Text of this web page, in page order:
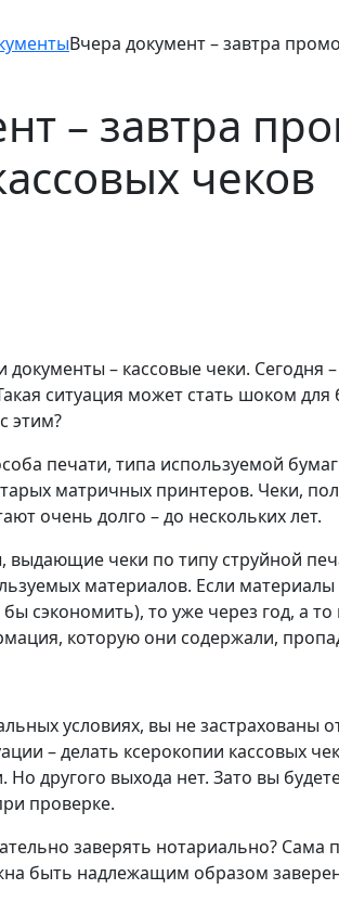
Вчера документ – завтра
– завтра
чеков
– кассовые чеки. Сегодня
ситуация может стать шоком для
этим?
печати, типа используемой
матричных принтеров. Чеки,
очень долго – до нескольких лет.
выдающие чеки по типу струйной
материалов. Если
сэкономить), то уже через год, а
которую они содержали,
условиях, вы не застрахованы
– делать ксерокопии кассовых
Но другого выхода нет. Зато вы
проверке.
заверять нотариально? Сама
быть надлежащим образом